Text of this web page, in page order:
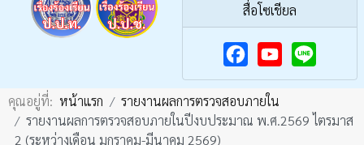
สื่อโซเชียล
F
a
c
Y
o
u
คุณอยู่ที่: หน้าแรก
รายงานผลการตรวจสอบภายใน
รายงานผลการตรวจสอบภายในปีงบประมาณ พ.ศ.2569 ไตรมาส
2 (ระหว่างเดือน มกราคม-มีนาคม 2569)